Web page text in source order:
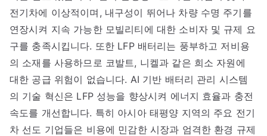
전기차에 이상적이며, 내구성이 뛰어나 차량 수명 주기를
연장시켜 지속 가능한 모빌리티에 대한 소비자 및 규제 요
구를 충족시킵니다. 또한 LFP 배터리는 풍부하고 저비용
의 소재를 사용하므로 코발트, 니켈과 같은 희소 자원에
대한 공급 위험이 없습니다. AI 기반 배터리 관리 시스템
의 기술 혁신은 LFP 성능을 향상시켜 에너지 효율과 충전
속도를 개선합니다. 특히 아시아 태평양 지역의 주요 전기
차 선도 기업들은 비용에 민감한 시장과 엄격한 환경 규제